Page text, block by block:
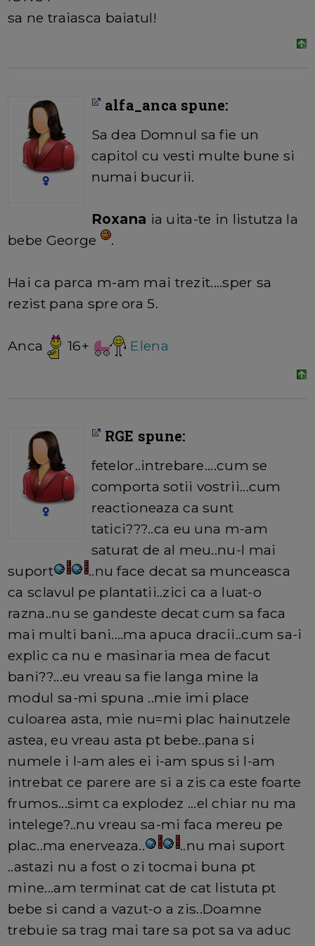
sa ne traiasca baiatul!
alfa_anca spune:
Sa dea Domnul sa fie un
capitol cu vesti multe bune si
numai bucurii.
Roxana ia uita-te in listutza la
bebe George
.
Hai ca parca m-am mai trezit....sper sa
rezist pana spre ora 5.
Anca 16+ Elena
RGE spune:
fetelor..intrebare....cum se
comporta sotii vostrii...cum
reactioneaza ca sunt
tatici???..ca eu una m-am
saturat de al meu..nu-l mai
suport
..nu face decat sa munceasca
ca sclavul pe plantatii..zici ca a luat-o
razna..nu se gandeste decat cum sa faca
mai multi bani....ma apuca dracii..cum sa-i
explic ca nu e masinaria mea de facut
bani??...eu vreau sa fie langa mine la
modul sa-mi spuna ..mie imi place
culoarea asta, mie nu=mi plac hainutzele
astea, eu vreau asta pt bebe..pana si
numele i l-am ales ei i-am spus si l-am
intrebat ce parere are si a zis ca este foarte
frumos...simt ca explodez ...el chiar nu ma
intelege?..nu vreau sa-mi faca mereu pe
plac..ma enerveaza..
..nu mai suport
..astazi nu a fost o zi tocmai buna pt
mine...am terminat cat de cat listuta pt
bebe si cand a vazut-o a zis..Doamne
trebuie sa trag mai tare sa pot sa va aduc